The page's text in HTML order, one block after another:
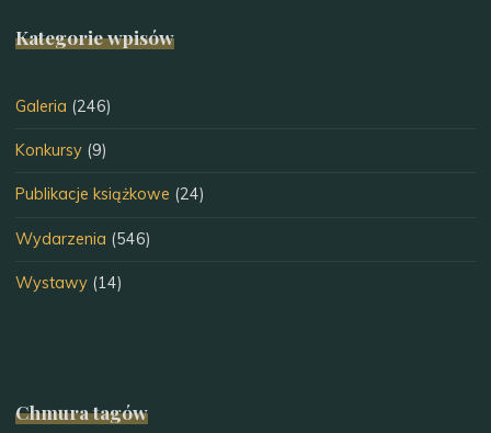
Kategorie wpisów
Galeria (246)
Konkursy (9)
Publikacje książkowe (24)
Wydarzenia (546)
Wystawy (14)
Chmura tagów